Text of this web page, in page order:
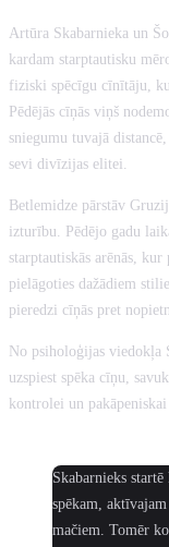
Artūra Skabarnieka un
kardam starptautisku
fiziski spēcīgu cīnītāju,
Pēdējās cīņās viņš
sniegumu tuvajā
sevi divīzijas elitei.
Betlemidze pārstāv
izturību. Pēdējo gadu
starptautiskās arēnās,
pielāgoties dažādiem
pieredzi cīņās pret
No psiholoģijas viedokļa
uzspiest spēka cīņu,
kontrolei un
Skabarnieks
spēkam,
mačiem. Tomēr